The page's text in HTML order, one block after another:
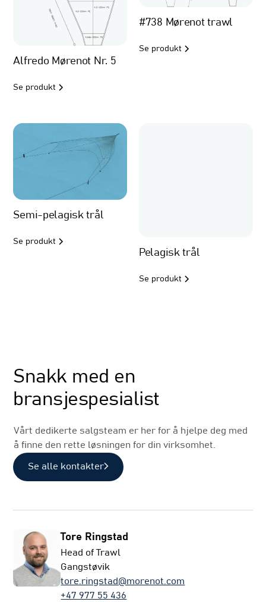
Alfredo Mørenot Nr. 5
Se produkt
#738 Mørenot trawl
Se produkt
Semi-pelagisk trål
Se produkt
Pelagisk trål
Se produkt
Snakk med en
bransjespesialist
Vårt dedikerte salgsteam er her for å hjelpe deg med
å finne den rette løsningen for din virksomhet.
Se alle kontakter
Tore Ringstad
Head of Trawl
Gangstøvik
tore.ringstad@morenot.com
+47 977 55 436